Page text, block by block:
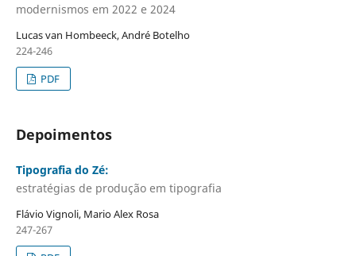
modernismos em 2022 e 2024
Lucas van Hombeeck, André Botelho
224-246
PDF
Depoimentos
Tipografia do Zé:
estratégias de produção em tipografia
Flávio Vignoli, Mario Alex Rosa
247-267